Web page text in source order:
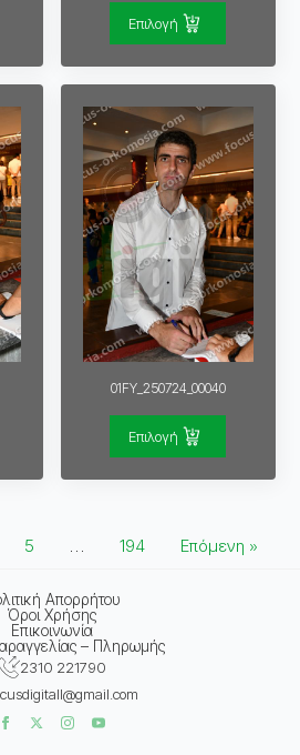
Επιλογή
01FY_250724_00040
Επιλογή
5 … 194 Επόμενη »
Απορρήτου
Όροι Χρήσης
Επικοινωνία
– Πληρωμής
2310 221790